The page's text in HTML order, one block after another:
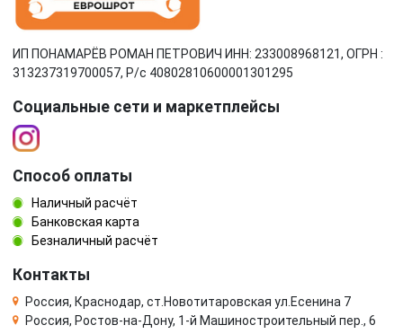
ИП ПОНАМАРЁВ РОМАН ПЕТРОВИЧ ИНН: 233008968121, ОГРН :
313237319700057, Р/c 40802810600001301295
Социальные сети и маркетплейсы
Способ оплаты
Наличный расчёт
Банковская карта
Безналичный расчёт
Контакты
Россия, Краснодар, ст.Новотитаровская ул.Есенина 7
Россия, Ростов-на-Дону, 1-й Машиностроительный пер., 6